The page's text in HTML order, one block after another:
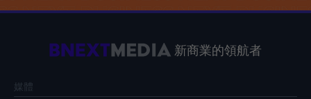
新商業的領航者
媒體